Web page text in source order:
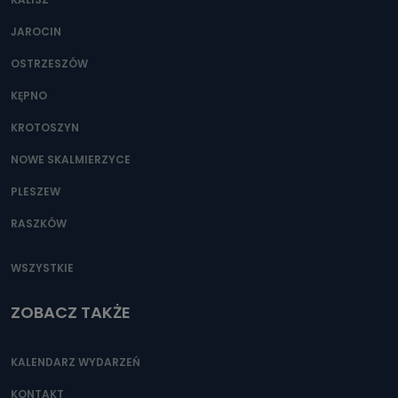
JAROCIN
OSTRZESZÓW
KĘPNO
KROTOSZYN
NOWE SKALMIERZYCE
PLESZEW
RASZKÓW
WSZYSTKIE
ZOBACZ TAKŻE
KALENDARZ WYDARZEŃ
KONTAKT